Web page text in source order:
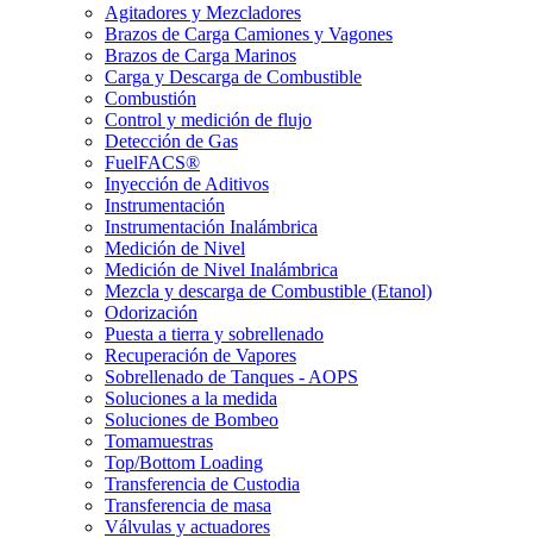
Agitadores y Mezcladores
Brazos de Carga Camiones y Vagones
Brazos de Carga Marinos
Carga y Descarga de Combustible
Combustión
Control y medición de flujo
Detección de Gas
FuelFACS®
Inyección de Aditivos
Instrumentación
Instrumentación Inalámbrica
Medición de Nivel
Medición de Nivel Inalámbrica
Mezcla y descarga de Combustible (Etanol)
Odorización
Puesta a tierra y sobrellenado
Recuperación de Vapores
Sobrellenado de Tanques - AOPS
Soluciones a la medida
Soluciones de Bombeo
Tomamuestras
Top/Bottom Loading
Transferencia de Custodia
Transferencia de masa
Válvulas y actuadores